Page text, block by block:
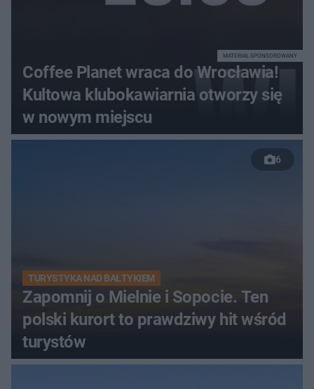
Coffee Planet wraca do Wrocławia!
Kultowa klubokawiarnia otworzy się
w nowym miejscu
MATERIAŁ SPONSOROWANY
6
TURYSTYKA NAD BAŁTYKIEM
Zapomnij o Mielnie i Sopocie. Ten
polski kurort to prawdziwy hit wśród
turystów